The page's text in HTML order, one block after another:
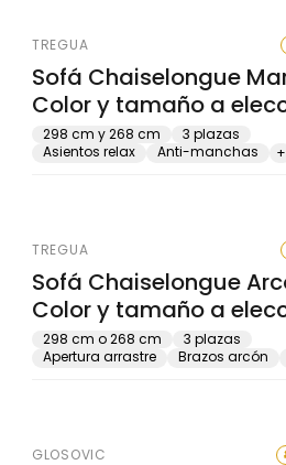
TREGUA
Sofá Chaiselongue
Color y tamaño a
298 cm y 268 cm
3 plazas
Asientos relax
Anti-manchas +
TREGUA
Sofá Chaiselongue
Color y tamaño a
298 cm o 268 cm
3 plazas
Apertura arrastre
Brazos arcón
GLOSOVIC